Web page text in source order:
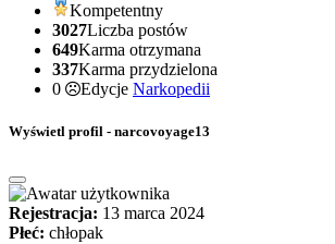
Kompetentny
3027Liczba postów
649Karma otrzymana
337Karma przydzielona
0
Edycje Narkopedii
Wyświetl profil - narcovoyage13
Rejestracja: 13 marca 2024
Płeć: chłopak